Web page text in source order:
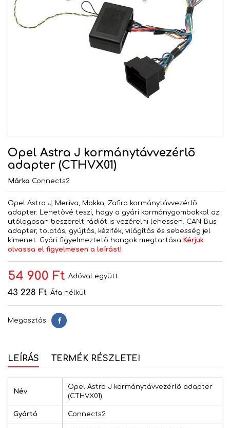
Opel Astra J kormánytávvezérlõ
adapter (CTHVX01)
Márka Connects2
Opel Astra J, Meriva, Mokka, Zafira kormánytávvezérlõ
adapter. Lehetõvé teszi, hogy a gyári kormánygombokkal az
utólagosan beszerelt rádiót is vezérelni lehessen. CAN-Bus
adapter, tolatás, gyújtás, kézifék, világítás és sebesség jel
kimenet. Gyári figyelmeztetõ hangok megtartása. Kérjük
olvassa el figyelmesen a leírást!
54 900 Ft Adóval együtt
43 228 Ft Áfa nélkül
Megosztás Megosztás
LEÍRÁS TERMÉK RÉSZLETEI
Név
Opel Astra J kormánytávvezérlõ adapter
(CTHVX01)
Gyártó Connects2